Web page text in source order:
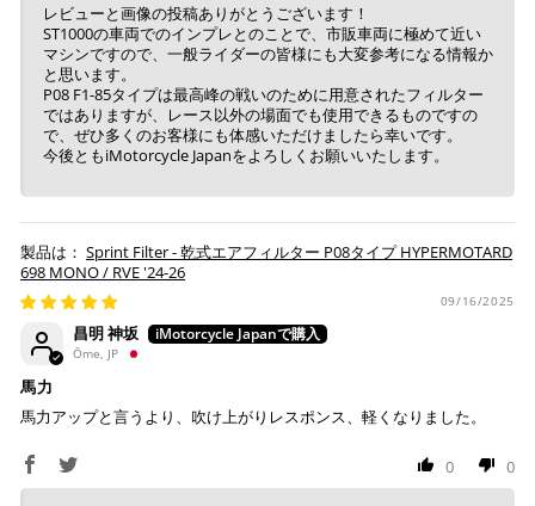
レビューと画像の投稿ありがとうございます！
ST1000の車両でのインプレとのことで、市販車両に極めて近い
マシンですので、一般ライダーの皆様にも大変参考になる情報か
と思います。
P08 F1-85タイプは最高峰の戦いのために用意されたフィルター
ではありますが、レース以外の場面でも使用できるものですの
で、ぜひ多くのお客様にも体感いただけましたら幸いです。
今後ともiMotorcycle Japanをよろしくお願いいたします。
Sprint Filter - 乾式エアフィルター P08タイプ HYPERMOTARD
698 MONO / RVE '24-26
09/16/2025
昌明 神坂
Ōme, JP
馬力
馬力アップと言うより、吹け上がりレスポンス、軽くなりました。
0 0